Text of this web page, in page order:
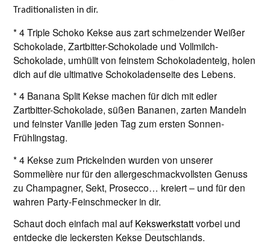
Traditionalisten in dir.
* 4 Triple Schoko Kekse aus zart schmelzender Weißer
Schokolade, Zartbitter-Schokolade und Vollmilch-
Schokolade, umhüllt von feinstem Schokoladenteig, holen
dich auf die ultimative Schokoladenseite des Lebens.
* 4 Banana Split Kekse machen für dich mit edler
Zartbitter-Schokolade, süßen Bananen, zarten Mandeln
und feinster Vanille jeden Tag zum ersten Sonnen-
Frühlingstag.
* 4 Kekse zum Prickelnden wurden von unserer
Sommelière nur für den allergeschmackvollsten Genuss
zu Champagner, Sekt, Prosecco… kreiert – und für den
wahren Party-Feinschmecker in dir.
Schaut doch einfach mal auf Kekswerkstattvorbei und
entdecke die leckersten Kekse Deutschlands.